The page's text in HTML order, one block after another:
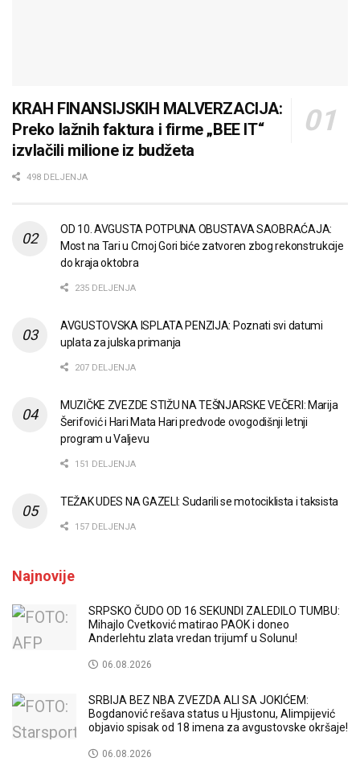
KRAH FINANSIJSKIH MALVERZACIJA:
Preko lažnih faktura i firme „BEE IT“
izvlačili milione iz budžeta
498 DELJENJA
OD 10. AVGUSTA POTPUNA OBUSTAVA SAOBRAĆAJA:
Most na Tari u Crnoj Gori biće zatvoren zbog rekonstrukcije
do kraja oktobra
235 DELJENJA
AVGUSTOVSKA ISPLATA PENZIJA: Poznati svi datumi
uplata za julska primanja
207 DELJENJA
MUZIČKE ZVEZDE STIŽU NA TEŠNJARSKE VEČERI: Marija
Šerifović i Hari Mata Hari predvode ovogodišnji letnji
program u Valjevu
151 DELJENJA
TEŽAK UDES NA GAZELI: Sudarili se motociklista i taksista
157 DELJENJA
Najnovije
SRPSKO ČUDO OD 16 SEKUNDI ZALEDILO TUMBU:
Mihajlo Cvetković matirao PAOK i doneo
Anderlehtu zlata vredan trijumf u Solunu!
06.08.2026
SRBIJA BEZ NBA ZVEZDA ALI SA JOKIĆEM:
Bogdanović rešava status u Hjustonu, Alimpijević
objavio spisak od 18 imena za avgustovske okršaje!
06.08.2026